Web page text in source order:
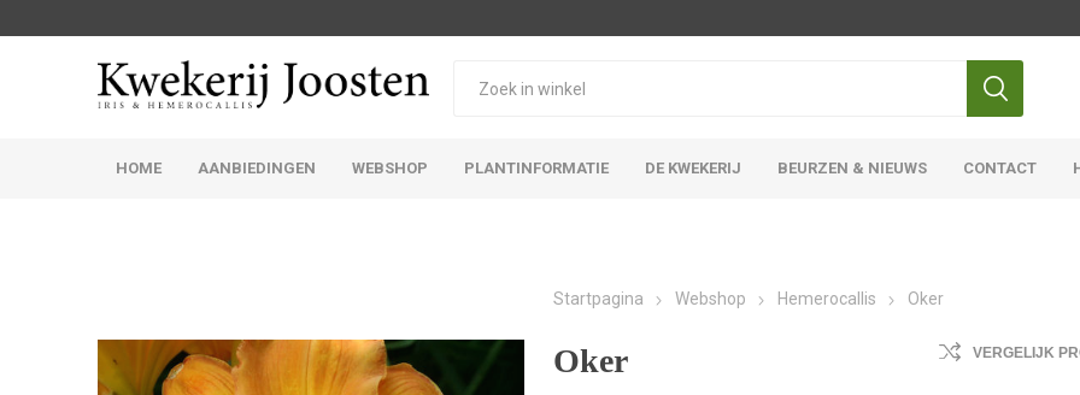
HOME AANBIEDINGEN WEBSHOP PLANTINFORMATIE DE KWEKERIJ BEURZEN & NIEUWS CONTACT
Startpagina Webshop Hemerocallis Oker
Oker VERGELIJK